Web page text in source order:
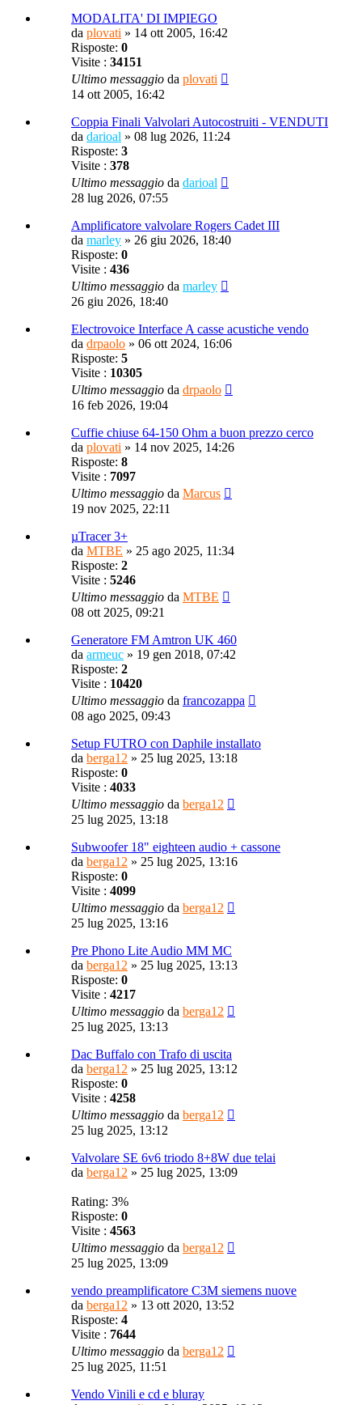
MODALITA' DI IMPIEGO
da plovati » 14 ott 2005, 16:42
Risposte: 0
Visite : 34151
Ultimo messaggio da plovati
14 ott 2005, 16:42
Coppia Finali Valvolari Autocostruiti - VENDUTI
da darioal » 08 lug 2026, 11:24
Risposte: 3
Visite : 378
Ultimo messaggio da darioal
28 lug 2026, 07:55
Amplificatore valvolare Rogers Cadet III
da marley » 26 giu 2026, 18:40
Risposte: 0
Visite : 436
Ultimo messaggio da marley
26 giu 2026, 18:40
Electrovoice Interface A casse acustiche vendo
da drpaolo » 06 ott 2024, 16:06
Risposte: 5
Visite : 10305
Ultimo messaggio da drpaolo
16 feb 2026, 19:04
Cuffie chiuse 64-150 Ohm a buon prezzo cerco
da plovati » 14 nov 2025, 14:26
Risposte: 8
Visite : 7097
Ultimo messaggio da Marcus
19 nov 2025, 22:11
µTracer 3+
da MTBE » 25 ago 2025, 11:34
Risposte: 2
Visite : 5246
Ultimo messaggio da MTBE
08 ott 2025, 09:21
Generatore FM Amtron UK 460
da armeuc » 19 gen 2018, 07:42
Risposte: 2
Visite : 10420
Ultimo messaggio da francozappa
08 ago 2025, 09:43
Setup FUTRO con Daphile installato
da berga12 » 25 lug 2025, 13:18
Risposte: 0
Visite : 4033
Ultimo messaggio da berga12
25 lug 2025, 13:18
Subwoofer 18" eighteen audio + cassone
da berga12 » 25 lug 2025, 13:16
Risposte: 0
Visite : 4099
Ultimo messaggio da berga12
25 lug 2025, 13:16
Pre Phono Lite Audio MM MC
da berga12 » 25 lug 2025, 13:13
Risposte: 0
Visite : 4217
Ultimo messaggio da berga12
25 lug 2025, 13:13
Dac Buffalo con Trafo di uscita
da berga12 » 25 lug 2025, 13:12
Risposte: 0
Visite : 4258
Ultimo messaggio da berga12
25 lug 2025, 13:12
Valvolare SE 6v6 triodo 8+8W due telai
da berga12 » 25 lug 2025, 13:09
Rating: 3%
Risposte: 0
Visite : 4563
Ultimo messaggio da berga12
25 lug 2025, 13:09
vendo preamplificatore C3M siemens nuove
da berga12 » 13 ott 2020, 13:52
Risposte: 4
Visite : 7644
Ultimo messaggio da berga12
25 lug 2025, 11:51
Vendo Vinili e cd e bluray